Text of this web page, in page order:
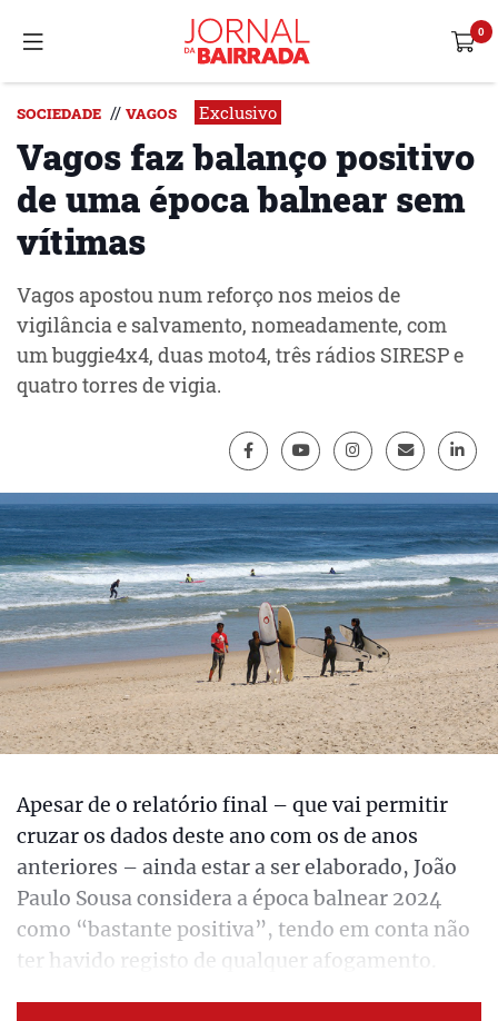
SOCIEDADE // VAGOS Exclusivo
Vagos faz balanço positivo
de uma época balnear sem
vítimas
Vagos apostou num reforço nos meios de
vigilância e salvamento, nomeadamente, com
um buggie4x4, duas moto4, três rádios SIRESP e
quatro torres de vigia.
Apesar de o relatório final – que vai permitir
cruzar os dados deste ano com os de anos
anteriores – ainda estar a ser elaborado, João
Paulo Sousa considera a época balnear 2024
como “bastante positiva”, tendo em conta não
ter havido registo de qualquer afogamento.